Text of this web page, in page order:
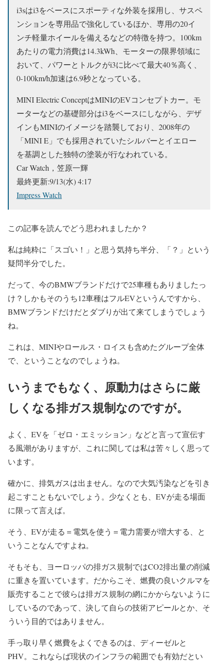
i3sはi3をベースにスポーティな外装を採用し、サスペ
ンションを専用品で強化しているほか、専用の20イ
ンチ軽量ホイールを備えるなどの特徴を持つ。100km
あたりの電力消費は14.3kWh、モーターの限界領域に
おいて、パワーとトルクがi3に比べて最大40％高く、
0-100km/h加速は6.9秒となっている。
MINI Electric ConceptはMINIのEVコンセプトカー。モ
ーターなどの基礎部分はi3をベースにしながら、デザ
インもMINIのイメージを踏襲しており、2008年の
「MINI E」でも採用されていたシルバーとイエロー
を基調とした独特の塗装が行なわれている。
Car Watch，笠原一輝
最終更新:9/13(水) 4:17
Impress Watch
この記事を読んでどう思われましたか？
私は純粋に「スゴい！」と思う気持ち半分、「？」という
疑問半分でした。
だって、今のBMWブランドだけで25車種もありましたっ
け？しかもそのうち12車種はフルEVというんですから、
BMWブランドだけだとダブりが出て来てしまうでしょう
ね。
これは、MINIやロールス・ロイスも含めたグループ全体
で、ということなのでしょうね。
いうまでもなく、原動力はさらに厳
しくなる排ガス規制なのですが。
よく、EVを「ゼロ・エミッション」などと言って宣伝す
る風潮がありますが、これに関しては私は苦々しく思って
います。
確かに、排気ガスは出ません。なので大気汚染などを引き
起こすこともないでしょう。少なくとも、EVが走る場面
に限って言えば。
そう、EVが走る＝電気を使う＝電力需要が増大する、と
いうことなんですよね。
そもそも、ヨーロッパの排ガス規制ではCO2排出量の削減
に重きを置いています。だからこそ、燃費の良いクルマを
販売することで彼らは排ガス規制の網にかからないように
しているのであって、決して自らの技術アピールとか、そ
ういう目的ではありません。
手っ取り早く燃費をよくできるのは、ディーゼルと
PHV。これならば現状のインフラの範囲でも有効だとい